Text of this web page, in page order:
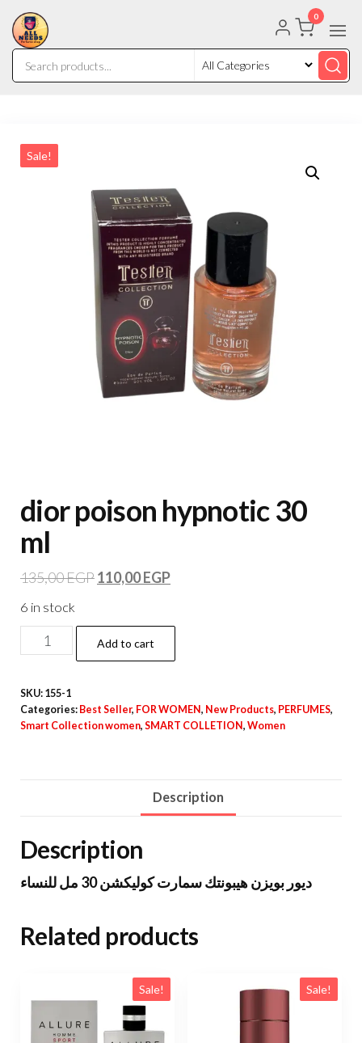
0
Sale!
dior poison hypnotic 30
ml
135,00EGP110,00EGP
6 in stock
Add to cart
SKU: 155-1
Categories: Best Seller, FOR WOMEN, New Products, PERFUMES,
Smart Collection women, SMART COLLETION, Women
Description
Description
ديور بويزن هيبونتك سمارت كوليكشن 30 مل للنساء
Related products
Sale! Sale!